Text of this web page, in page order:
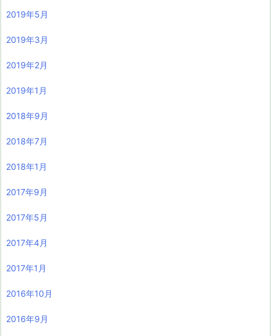
2019年5月
2019年3月
2019年2月
2019年1月
2018年9月
2018年7月
2018年1月
2017年9月
2017年5月
2017年4月
2017年1月
2016年10月
2016年9月